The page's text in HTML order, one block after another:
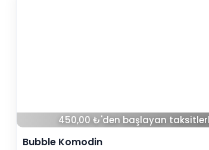
450,00 ₺'den başlayan
Bubble Komodin